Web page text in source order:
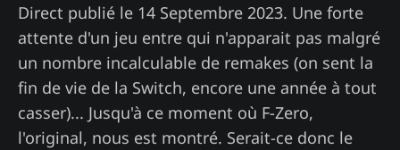
Direct publié le 14 Septembre 2023. Une forte
attente d'un jeu entre qui n'apparait pas malgré
un nombre incalculable de remakes (on sent la
fin de vie de la Switch, encore une année à tout
casser)... Jusqu'à ce moment où F-Zero,
l'original, nous est montré. Serait-ce donc le